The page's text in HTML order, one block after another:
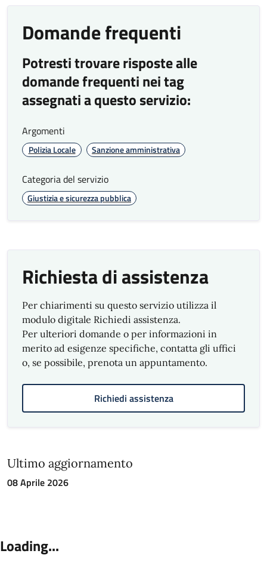
standard qualità
Risultati qualità Polizia Locale
Contravvenzioni 2025
Azioni di miglioramento
in corso
L’organizzazione persegue il miglioramento
continuo dell’efficacia e dell’efficienza dei
interessate.
Nel rispetto di questo principio sono avviate
l’applicazione dell’articolo 142 comma 6-ter:
applicazione di un’unica sanzione aumentata
sanzioni per la violazione dell’art. 142 del CdS
nell’arco di un’ora.
• Informazioni tramite AppIo riferite alle
Ordinanze di pagamento di sanzioni
della Sindaca delegate alla Polizia Locale.
Suggerimenti e Reclami
Diffusione e
comunicazione
di Francia 1, p. 2° e piano 22° presso i quali
Domande frequenti
Potresti trovare risposte alle
domande frequenti nei tag
assegnati a questo servizio:
Argomenti
Polizia Locale Sanzione amministrativa
Categoria del servizio
Giustizia e sicurezza pubblica
Richiesta di assistenza
Per chiarimenti su questo servizio utilizza il
modulo digitale Richiedi assistenza.
Per ulteriori domande o per informazioni in
merito ad esigenze specifiche, contatta gli uffici
o, se possibile, prenota un appuntamento.
Richiedi assistenza
Ultimo aggiornamento
08 Aprile 2026